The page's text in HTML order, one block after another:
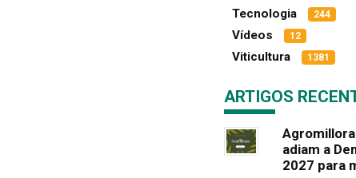
Tecnologia 244
Vídeos 12
Viticultura 1381
ARTIGOS
adiam a
2027 para